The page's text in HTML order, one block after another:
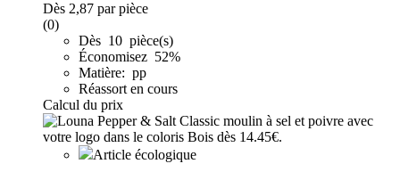
Dès 2,87 par pièce
(0)
Dès 10 pièce(s)
Économisez 52%
Matière: pp
Réassort en cours
Calcul du prix
Article écologique